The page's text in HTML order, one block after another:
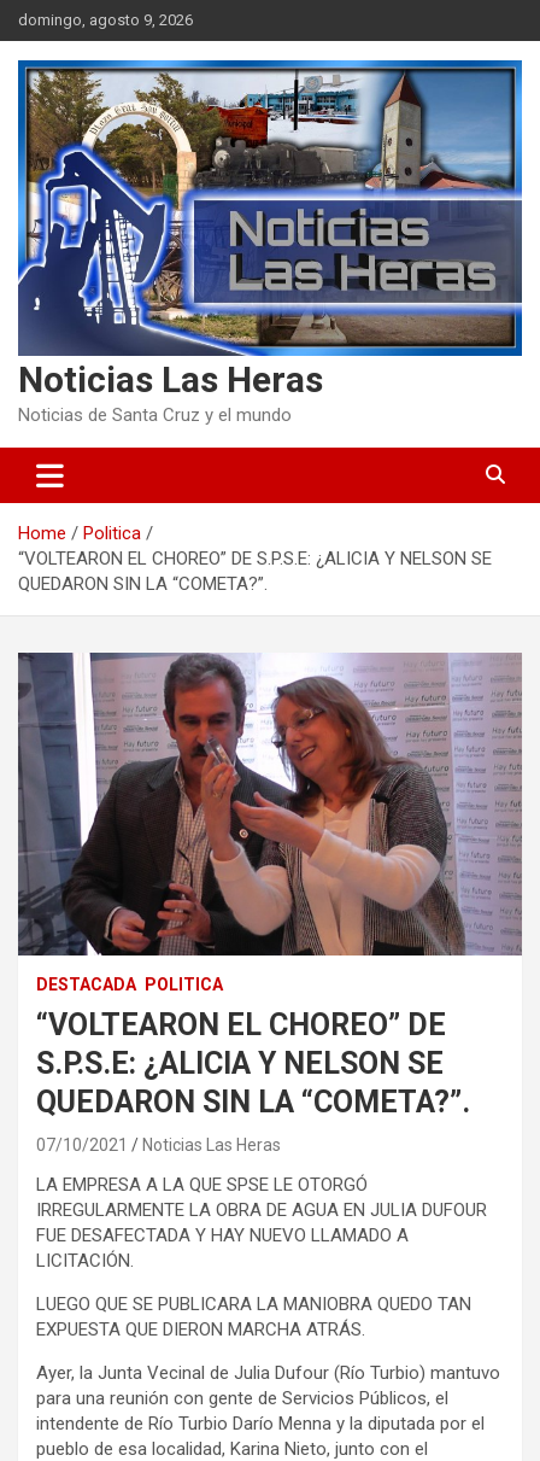
Skip
to
content
domingo, agosto 9, 2026
Noticias Las Heras
Noticias de Santa Cruz y el mundo
Home
Politica
“VOLTEARON EL CHOREO” DE S.P.S.E: ¿ALICIA Y NELSON SE
QUEDARON SIN LA “COMETA?”.
DESTACADA POLITICA
“VOLTEARON EL CHOREO” DE
S.P.S.E: ¿ALICIA Y NELSON SE
QUEDARON SIN LA “COMETA?”.
07/10/2021 Noticias Las Heras
LA EMPRESA A LA QUE SPSE LE OTORGÓ
IRREGULARMENTE LA OBRA DE AGUA EN JULIA DUFOUR
FUE DESAFECTADA Y HAY NUEVO LLAMADO A
LICITACIÓN.
LUEGO QUE SE PUBLICARA LA MANIOBRA QUEDO TAN
EXPUESTA QUE DIERON MARCHA ATRÁS.
Ayer, la Junta Vecinal de Julia Dufour (Río Turbio) mantuvo
para una reunión con gente de Servicios Públicos, el
intendente de Río Turbio Darío Menna y la diputada por el
pueblo de esa localidad, Karina Nieto, junto con el